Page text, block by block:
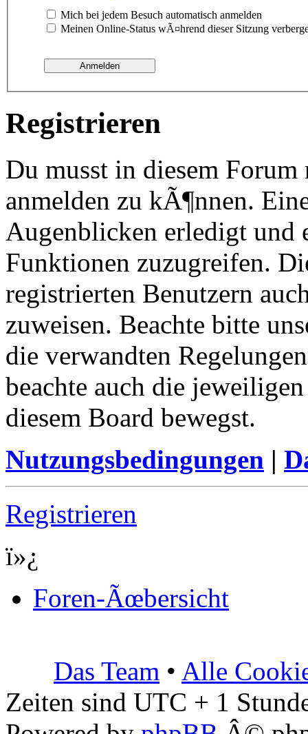
Mich bei jedem Besuch automatisch anmelden
Meinen Online-Status wÃ¤hrend dieser Sitzung
Registrieren
Du musst in diesem
anmelden zu kÃ¶nnen.
Augenblicken erledigt und
Funktionen zuzugreifen.
registrierten Benutzern
zuweisen. Beachte bitte
die verwandten
beachte auch die
diesem Board bewegst.
Nutzungsbedingungen |
Registrieren
ï»¿
Foren-Ãœbersicht
Das Team • Alle
Zeiten sind UTC + 1